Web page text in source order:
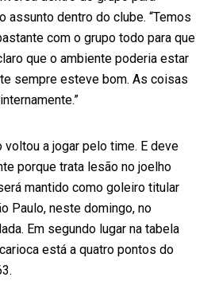
assunto dentro do clube. “Temos
com o grupo todo para que
que o ambiente poderia estar
sempre esteve bom. As coisas
voltou a jogar pelo time. E deve
porque trata lesão no joelho
mantido como goleiro titular
Paulo, neste domingo, no
Em segundo lugar na tabela
está a quatro pontos do